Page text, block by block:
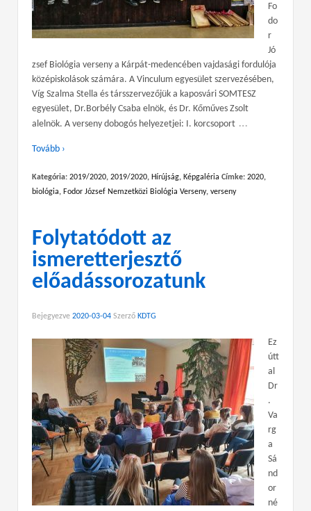
Fo
do
r
Jó
zsef Biológia verseny a Kárpát-medencében vajdasági fordulója
középiskolások számára. A Vinculum egyesület szervezésében,
Víg Szalma Stella és társszervezőjük a kaposvári SOMTESZ
egyesület, Dr.Borbély Csaba elnök, és Dr. Kőműves Zsolt
alelnök. A verseny dobogós helyezetjei: I. korcsoport …
Tovább ›
Kategória: 2019/2020, 2019/2020, Hírújság, Képgaléria Címke: 2020,
biológia, Fodor József Nemzetközi Biológia Verseny, verseny
Folytatódott az
ismeretterjesztő
előadássorozatunk
Bejegyezve 2020-03-04 Szerző KDTG
Ez
útt
al
Dr
.
Va
rg
a
Sá
nd
or
né